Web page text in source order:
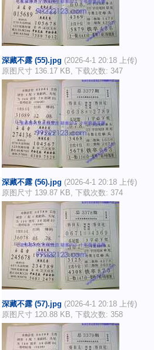
深藏不露 (55).jpg (2026-4-1 20:18 上传)
原图尺寸 136.17 KB, 下载次数: 347
深藏不露 (56).jpg (2026-4-1 20:18 上传)
原图尺寸 139.87 KB, 下载次数: 374
深藏不露 (57).jpg (2026-4-1 20:18 上传)
原图尺寸 120.88 KB, 下载次数: 358